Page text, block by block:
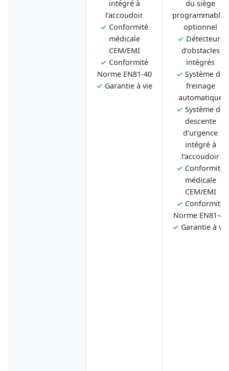
intégré à
l’accoudoir
✓ Conformité
médicale
CEM/EMI
✓ Conformité
Norme EN81-40
✓ Garantie à vie
du siège
programmable -
optionnel
✓ Détecteurs
d'obstacles
intégrés
✓ Système de
freinage
automatique
✓ Système de
descente
d’urgence
intégré à
l’accoudoir
✓ Conformité
médicale
CEM/EMI
✓ Conformité
Norme EN81-40
✓ Garantie à vie